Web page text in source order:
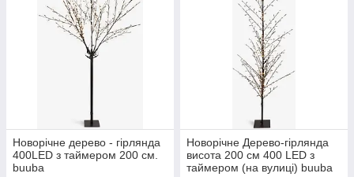
Новорічне дерево - гірлянда
400LED з таймером 200 см.
buuba
Новорічне Дерево-гірлянда
висота 200 см 400 LED з
таймером (на вулиці) buuba